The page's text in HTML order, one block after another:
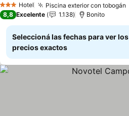
3 Estrellas
Hotel Piscina exterior con tobogán
8,8 Excelente 1.138 Bonito
Seleccioná las fechas para ver los
precios exactos